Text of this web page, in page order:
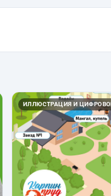
ИЛЛЮСТРАЦИЯ И